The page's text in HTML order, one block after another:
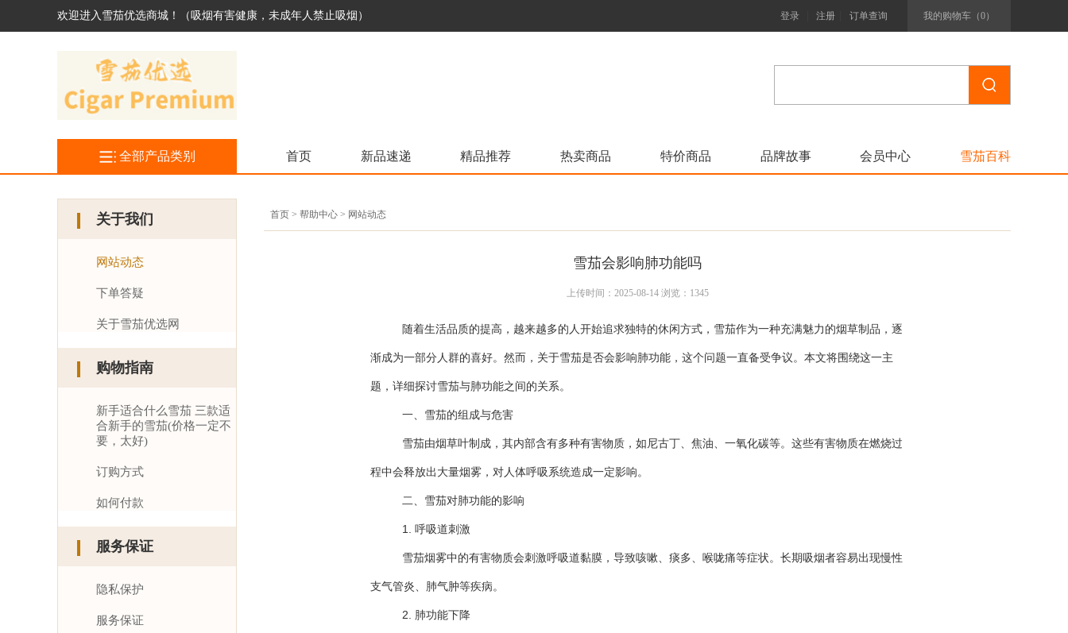
欢迎进入雪茄优选商城！（吸烟有害健康，未成年人禁止吸烟） 登录 注册 订单查询 我的购物车（0）
全部产品类别 首页 新品速递 精品推荐 热卖商品 特价商品 品牌故事 会员中心 雪茄百科
关于我们
网站动态
下单答疑
关于雪茄优选网
购物指南
新手适合什么雪茄 三款适
合新手的雪茄(价格一定不
要，太好)
订购方式
如何付款
服务保证
隐私保护
服务保证
首页 > 帮助中心 > 网站动态
雪茄会影响肺功能吗
上传时间：2025-08-14 浏览：1345
随着生活品质的提高，越来越多的人开始追求独特的休闲方式，雪茄作为一种充满魅力的烟草制品，逐
渐成为一部分人群的喜好。然而，关于雪茄是否会影响肺功能，这个问题一直备受争议。本文将围绕这一主
题，详细探讨雪茄与肺功能之间的关系。
一、雪茄的组成与危害
雪茄由烟草叶制成，其内部含有多种有害物质，如尼古丁、焦油、一氧化碳等。这些有害物质在燃烧过
程中会释放出大量烟雾，对人体呼吸系统造成一定影响。
二、雪茄对肺功能的影响
1. 呼吸道刺激
雪茄烟雾中的有害物质会刺激呼吸道黏膜，导致咳嗽、痰多、喉咙痛等症状。长期吸烟者容易出现慢性
支气管炎、肺气肿等疾病。
2. 肺功能下降